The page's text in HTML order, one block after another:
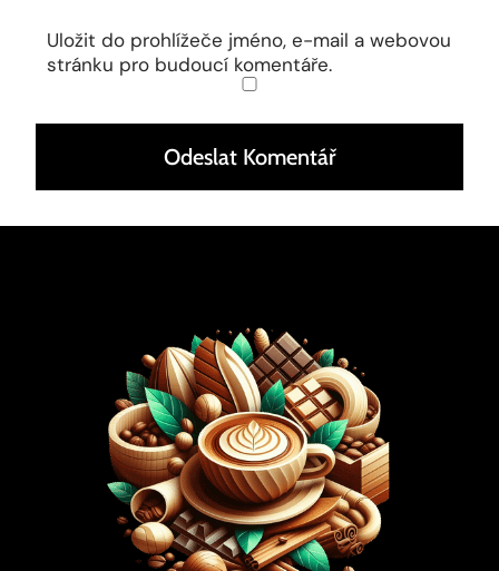
Uložit do prohlížeče jméno, e-mail a webovou
stránku pro budoucí komentáře.